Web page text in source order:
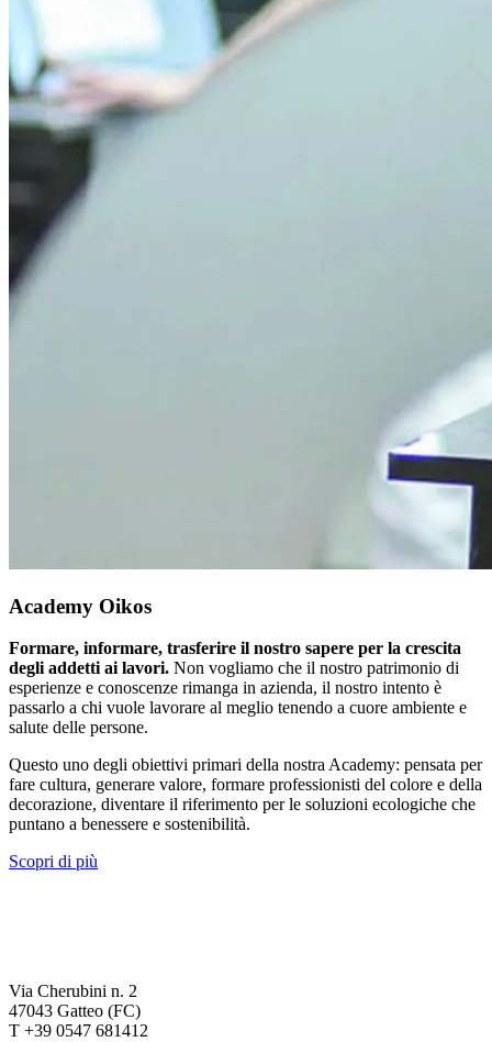
Academy Oikos
Formare, informare, trasferire il nostro sapere per la crescita
degli addetti ai lavori. Non vogliamo che il nostro patrimonio di
esperienze e conoscenze rimanga in azienda, il nostro intento è
passarlo a chi vuole lavorare al meglio tenendo a cuore ambiente e
salute delle persone.
Questo uno degli obiettivi primari della nostra Academy: pensata per
fare cultura, generare valore, formare professionisti del colore e della
decorazione, diventare il riferimento per le soluzioni ecologiche che
puntano a benessere e sostenibilità.
Scopri di più
Via Cherubini n. 2
47043 Gatteo (FC)
T +39 0547 681412